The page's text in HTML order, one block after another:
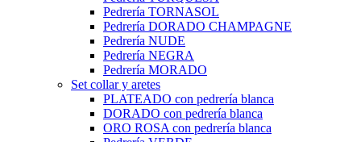
Pedrería TORNASOL
Pedrería DORADO CHAMPAGNE
Pedrería NUDE
Pedrería NEGRA
Pedrería MORADO
Set collar y aretes
PLATEADO con pedrería blanca
DORADO con pedrería blanca
ORO ROSA con pedrería blanca